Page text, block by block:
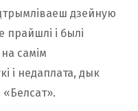
дзейную
прайшлі і былі
самім
і недаплата, дык
«Белсат».